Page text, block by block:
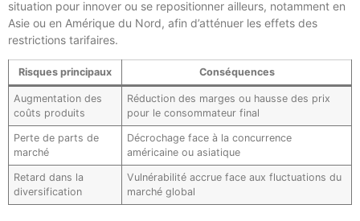
situation pour innover ou se repositionner ailleurs, notamment en
Asie ou en Amérique du Nord, afin d’atténuer les effets des
restrictions tarifaires.
Risques principaux Conséquences
Augmentation des
coûts produits
Réduction des marges ou hausse des prix
pour le consommateur final
Perte de parts de
marché
Décrochage face à la concurrence
américaine ou asiatique
Retard dans la
diversification
Vulnérabilité accrue face aux fluctuations du
marché global